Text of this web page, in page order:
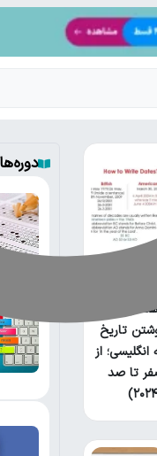
جامع
تاریخ
انگلیسی؛ از
تا صد